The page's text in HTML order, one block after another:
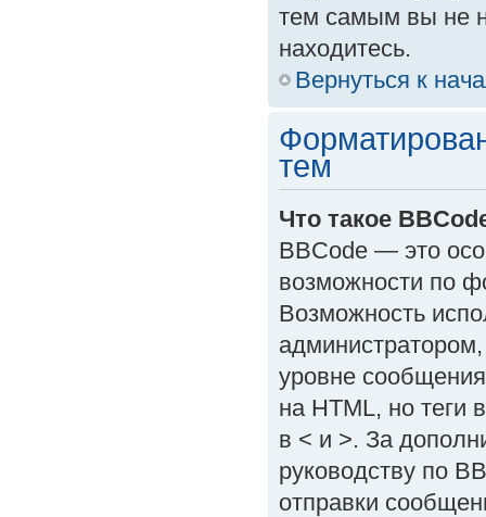
тем самым вы не
находитесь.
Вернуться к
тем
Что такое
BBCode — это
возможности по
Возможность
уровне
на HTML, но теги
в < и >. За
руководству по
отправки